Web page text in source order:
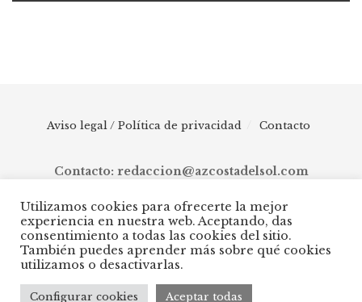
Aviso legal / Política de privacidad Contacto
Contacto: redaccion@azcostadelsol.com
© 2025 AZ Costa del Sol - Diario digital de Málaga capital hasta
Manilva, pasando por Torremolinos, Benalmádena, Fuengirola,
Mijas, Ojén, Marbella, Istán, Benahavís, Estepona y Casares.
Utilizamos cookies para ofrecerte la mejor
experiencia en nuestra web. Aceptando, das
consentimiento a todas las cookies del sitio.
También puedes aprender más sobre qué cookies
utilizamos o desactivarlas.
Configurar cookies Aceptar todas